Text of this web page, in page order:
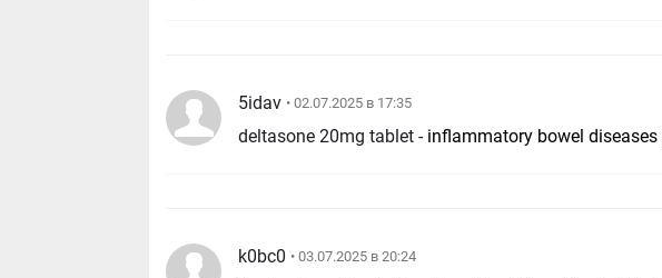
5idav • 02.07.2025 в 17:35
deltasone 20mg tablet - inflammatory bowel diseases
k0bc0 • 03.07.2025 в 20:24